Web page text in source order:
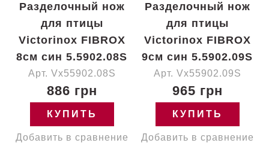
Разделочный нож
для птицы
Victorinox FIBROX
8см син 5.5902.08S
Арт. Vx55902.08S
886 грн
КУПИТЬ
Добавить в сравнение
Разделочный нож
для птицы
Victorinox FIBROX
9см син 5.5902.09S
Арт. Vx55902.09S
965 грн
КУПИТЬ
Добавить в сравнение